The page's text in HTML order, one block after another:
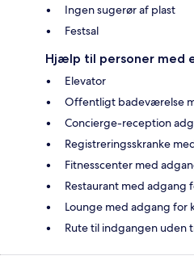
Ingen sugerør af plast
Festsal
Hjælp til personer med
Elevator
Offentligt badeværelse
Concierge-reception
Registreringsskranke
Fitnesscenter med
Restaurant med adgang
Lounge med adgang for
Rute til indgangen uden